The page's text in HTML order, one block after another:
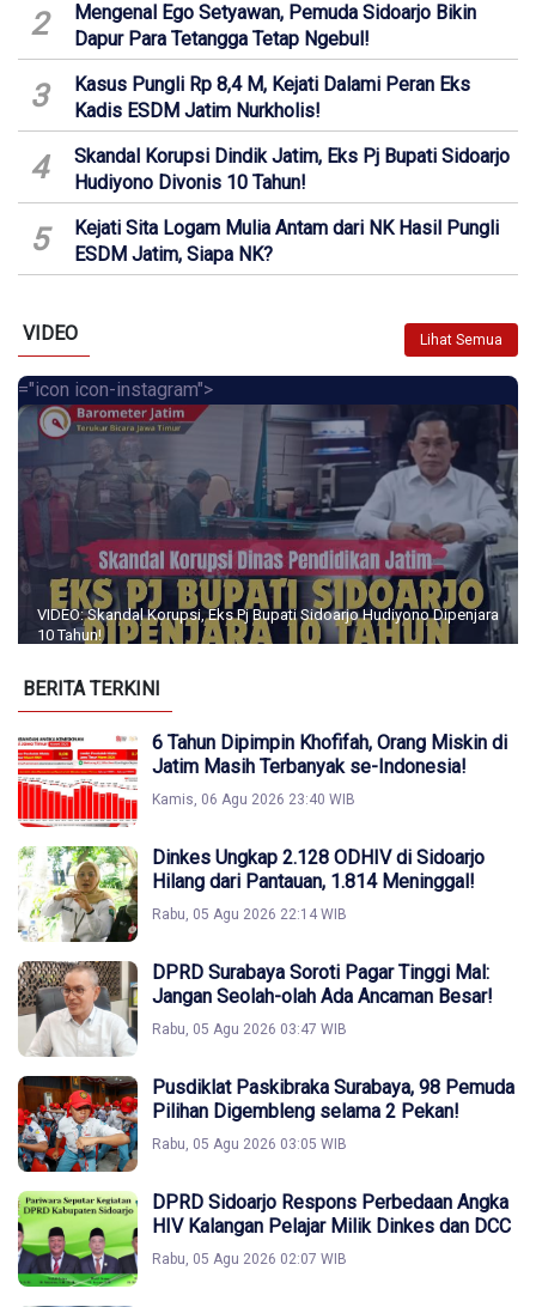
2
Mengenal Ego Setyawan, Pemuda Sidoarjo Bikin
Dapur Para Tetangga Tetap Ngebul!
3
Kasus Pungli Rp 8,4 M, Kejati Dalami Peran Eks
Kadis ESDM Jatim Nurkholis!
4
Skandal Korupsi Dindik Jatim, Eks Pj Bupati Sidoarjo
Hudiyono Divonis 10 Tahun!
5
Kejati Sita Logam Mulia Antam dari NK Hasil Pungli
ESDM Jatim, Siapa NK?
VIDEO Lihat Semua
="icon icon-instagram">
VIDEO: Skandal Korupsi, Eks Pj Bupati Sidoarjo Hudiyono Dipenjara
10 Tahun!
BERITA TERKINI
6 Tahun Dipimpin Khofifah, Orang Miskin di
Jatim Masih Terbanyak se-Indonesia!
Kamis, 06 Agu 2026 23:40 WIB
Dinkes Ungkap 2.128 ODHIV di Sidoarjo
Hilang dari Pantauan, 1.814 Meninggal!
Rabu, 05 Agu 2026 22:14 WIB
DPRD Surabaya Soroti Pagar Tinggi Mal:
Jangan Seolah-olah Ada Ancaman Besar!
Rabu, 05 Agu 2026 03:47 WIB
Pusdiklat Paskibraka Surabaya, 98 Pemuda
Pilihan Digembleng selama 2 Pekan!
Rabu, 05 Agu 2026 03:05 WIB
DPRD Sidoarjo Respons Perbedaan Angka
HIV Kalangan Pelajar Milik Dinkes dan DCC
Rabu, 05 Agu 2026 02:07 WIB